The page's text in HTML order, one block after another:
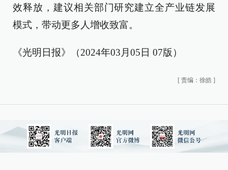
效释放，建议相关部门研究建立全产业链发展
模式，带动更多人增收致富。
《光明日报》（2024年03月05日 07版）
[ 责编：徐皓 ]